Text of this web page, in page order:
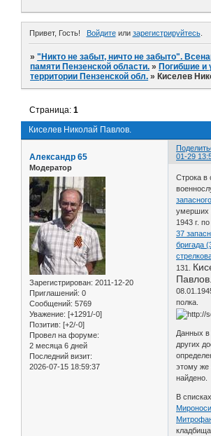
Привет, Гость! Войдитеили зарегистрируйтесь.
»"Никто не забыт, ничто не забыто".
памяти Пензенской области. » Погибшие и
территории Пензенской обл. » Киселев
Киселев Николай Павлов.
Страница:1
01-29
Александр 65
Модератор
Зарегистрирован: 2011-12-20
Приглашений: 0
Сообщений: 5769
Уважение: [+1291/-0]
Позитив: [+2/-0]
Провел на форуме:
2 месяца 6 дней
Последний визит:
2026-07-15 18:59:37
Строка в
умерших
1943 г.
37
бригада
131.
Павлов.
полка.
Данных
других
этому же
найдено.
В